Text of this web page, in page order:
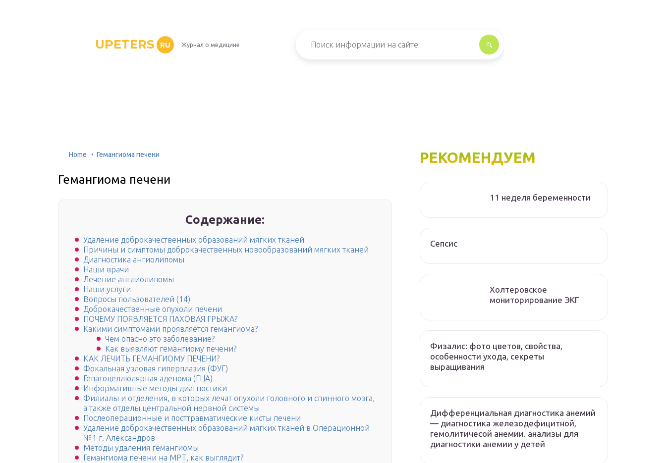
UPETERS RU Журнал о медицине
Home Гемангиома печени
Гемангиома печени
Содержание:
Удаление доброкачественных образований мягких тканей
Причины и симптомы доброкачественных новообразований мягких тканей
Диагностика ангиолипомы
Наши врачи
Лечение англиолипомы
Наши услуги
Вопросы пользователей (14)
Доброкачественные опухоли печени
ПОЧЕМУ ПОЯВЛЯЕТСЯ ПАХОВАЯ ГРЫЖА?
Какими симптомами проявляется гемангиома?
Чем опасно это заболевание?
Как выявляют гемангиому печени?
КАК ЛЕЧИТЬ ГЕМАНГИОМУ ПЕЧЕНИ?
Фокальная узловая гиперплазия (ФУГ)
Гепатоцеллюлярная аденома (ГЦА)
Информативные методы диагностики
Филиалы и отделения, в которых лечат опухоли головного и спинного мозга,
а также отделы центральной нервной системы
Послеоперационные и посттравматические кисты печени
Удаление доброкачественных образований мягких тканей в Операционной
№1 г. Александров
Методы удаления гемангиомы
Гемангиома печени на МРТ, как выглядит?
РЕКОМЕНДУЕМ
11 неделя беременности
Сепсис
Холтеровское
мониторирование ЭКГ
Физалис: фото цветов, свойства,
особенности ухода, секреты
выращивания
Дифференциальная диагностика анемий
— диагностика железодефицитной,
гемолитичесой анемии. анализы для
диагностики анемии у детей